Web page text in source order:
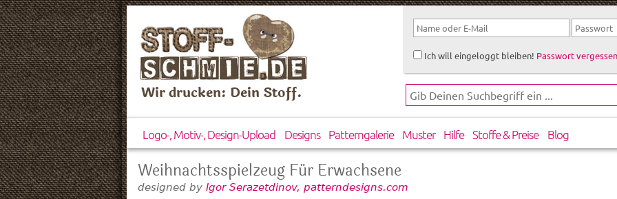
Wir drucken: Dein Stoff.
Ich will eingeloggt bleiben! Passwort
Logo-, Motiv-, Design-Upload Designs Patterngalerie Muster Hilfe Stoffe & Preise Blog
Weihnachtsspielzeug Für Erwachsene
designed by Igor Serazetdinov, patterndesigns.com